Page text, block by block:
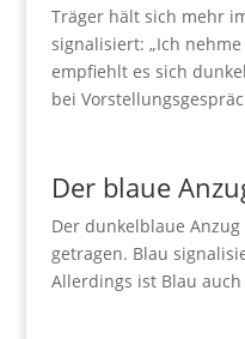
Träger hält sich mehr
signalisiert: „Ich
empfiehlt es sich
bei
Der blaue
Der dunkelblaue
getragen. Blau
Allerdings ist Blau